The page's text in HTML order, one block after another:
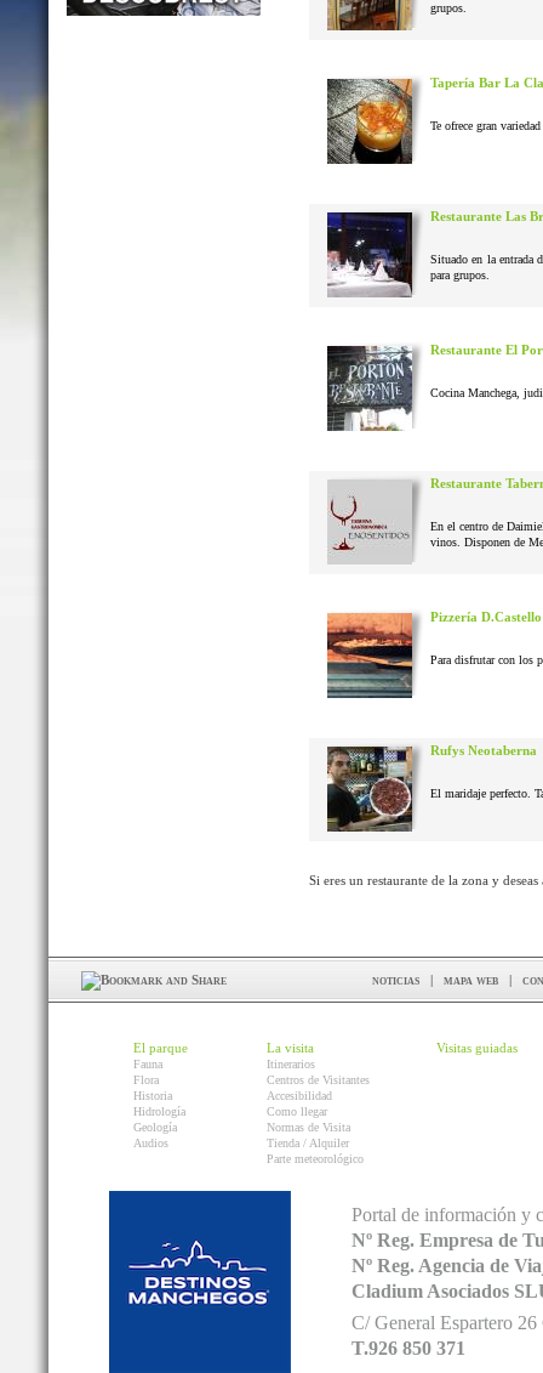
grupos.
Tapería Bar La
Te ofrece gran
Restaurante Las
Situado en la entrada
para grupos.
Restaurante El
Cocina Manchega,
Restaurante
En el centro de
vinos. Disponen de
Pizzería D.Castello
Para disfrutar con los
Rufys Neotaberna
El maridaje perfecto.
Si eres un restaurante de la zona y
noticias | mapa web |
El parque
Fauna
Flora
Historia
Hidrología
Geología
Audios
La visita
Itinerarios
Centros de Visitantes
Accesibilidad
Como llegar
Normas de Visita
Tienda / Alquiler
Parte meteorológico
Visitas guiadas
Portal de información y
Nº Reg. Empresa de
Nº Reg. Agencia de
Cladium Asociados
C/ General Espartero
T.926 850 371